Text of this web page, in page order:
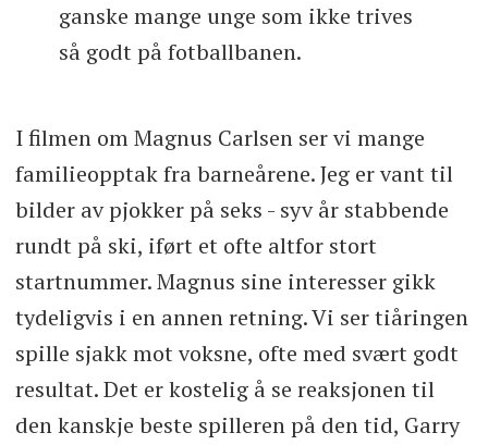
ganske mange unge som ikke trives
så godt på fotballbanen.
I filmen om Magnus Carlsen ser vi mange
familieopptak fra barneårene. Jeg er vant til
bilder av pjokker på seks - syv år stabbende
rundt på ski, iført et ofte altfor stort
startnummer. Magnus sine interesser gikk
tydeligvis i en annen retning. Vi ser tiåringen
spille sjakk mot voksne, ofte med svært godt
resultat. Det er kostelig å se reaksjonen til
den kanskje beste spilleren på den tid, Garry